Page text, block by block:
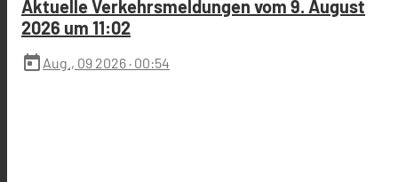
Aktuelle Verkehrsmeldungen vom 9. August
2026 um 11:02
today Aug., 09 2026 · 00:54